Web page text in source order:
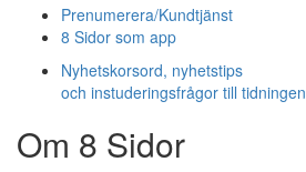
Prenumerera/Kundtjänst
8 Sidor som app
Nyhetskorsord, nyhetstips
och instuderingsfrågor till tidningen
Om 8 Sidor